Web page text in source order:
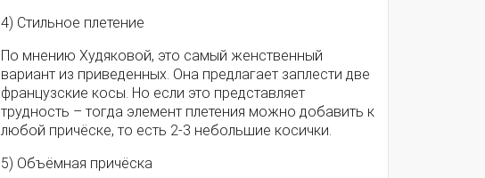
4) Стильное плетение
По мнению Худяковой, это самый женственный
вариант из приведенных. Она предлагает заплести две
французские косы. Но если это представляет
трудность – тогда элемент плетения можно добавить к
любой причёске, то есть 2-3 небольшие косички.
5) Объёмная причёска